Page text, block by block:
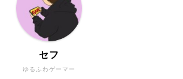
ゆるふわゲーマー
セフ